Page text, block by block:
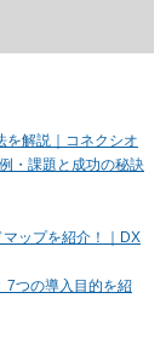
を解説｜コネクシオ
・課題と成功の秘訣
ップを紹介！｜DX
7つの導入目的を紹